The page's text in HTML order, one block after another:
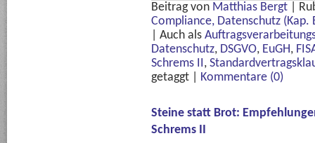
Beitrag von Matthias Bergt
Compliance, Datenschutz (Kap.
Auch als
Datenschutz, DSGVO, EuGH,
Schrems II,
getaggt
Kommentare (0)
Steine statt Brot:
Schrems II